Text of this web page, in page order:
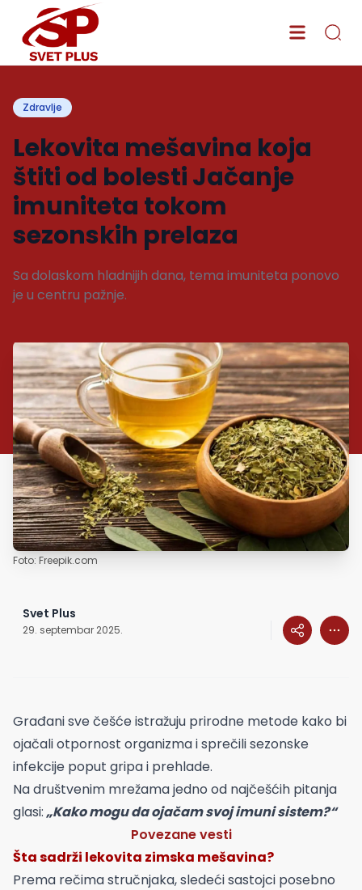
Zdravlje
Lekovita mešavina koja
štiti od bolesti Jačanje
imuniteta tokom
sezonskih prelaza
Sa dolaskom hladnijih dana, tema imuniteta ponovo
je u centru pažnje.
Foto: Freepik.com
Svet Plus
29. septembar 2025.
Građani sve češće istražuju prirodne metode kako bi
ojačali otpornost organizma i sprečili sezonske
infekcije poput gripa i prehlade.
Na društvenim mrežama jedno od najčešćih pitanja
glasi:„Kako mogu da ojačam svoj imuni sistem?“
Povezane vesti
Šta sadrži lekovita zimska mešavina?
Prema rečima stručnjaka, sledeći sastojci posebno